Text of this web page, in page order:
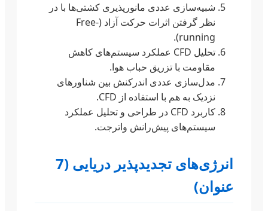
شبیه‌سازی عددی مانورپذیری کشتی‌ها با در
نظر گرفتن اثرات حرکت آزاد (Free-
running).
تحلیل CFD عملکرد سیستم‌های کاهش
مقاومت با تزریق حباب هوا.
مدل‌سازی عددی اندرکنش بین شناورهای
نزدیک به هم با استفاده از CFD.
کاربرد CFD در طراحی و تحلیل عملکرد
سیستم‌های پیش‌رانش واترجت.
انرژی‌های تجدیدپذیر دریایی (7
عنوان)